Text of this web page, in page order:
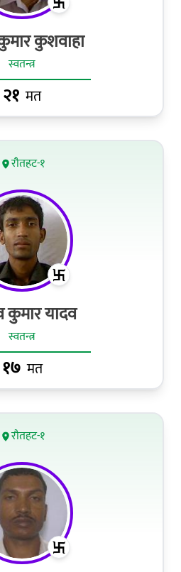
कुशवाहा
स्वतन्त्र
२१ मत
रौतहट-१
यादव
स्वतन्त्र
१७ मत
रौतहट-१